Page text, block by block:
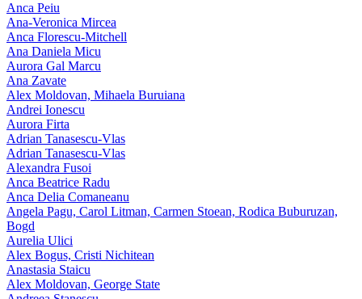
Anca Peiu
Ana-Veronica Mircea
Anca Florescu-Mitchell
Ana Daniela Micu
Aurora Gal Marcu
Ana Zavate
Alex Moldovan, Mihaela Buruiana
Andrei Ionescu
Aurora Firta
Adrian Tanasescu‑Vlas
Adrian Tanasescu-Vlas
Alexandra Fusoi
Anca Beatrice Radu
Anca Delia Comaneanu
Angela Pagu, Carol Litman, Carmen Stoean, Rodica Buburuzan,
Bogd
Aurelia Ulici
Alex Bogus, Cristi Nichitean
Anastasia Staicu
Alex Moldovan, George State